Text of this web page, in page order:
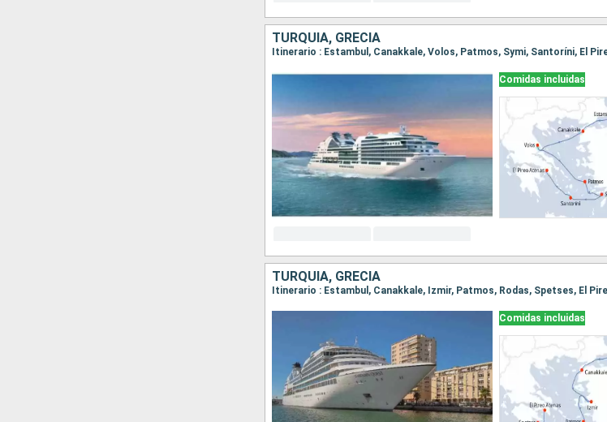
TURQUÍA, GRECIA
Itinerario : Estambul, Canakkale, Volos, Patmos, Symi, Santoríni, El
Comidas incluidas
TURQUÍA, GRECIA
Itinerario : Estambul, Canakkale, Izmir, Patmos, Rodas, Spetses, El
Comidas incluidas